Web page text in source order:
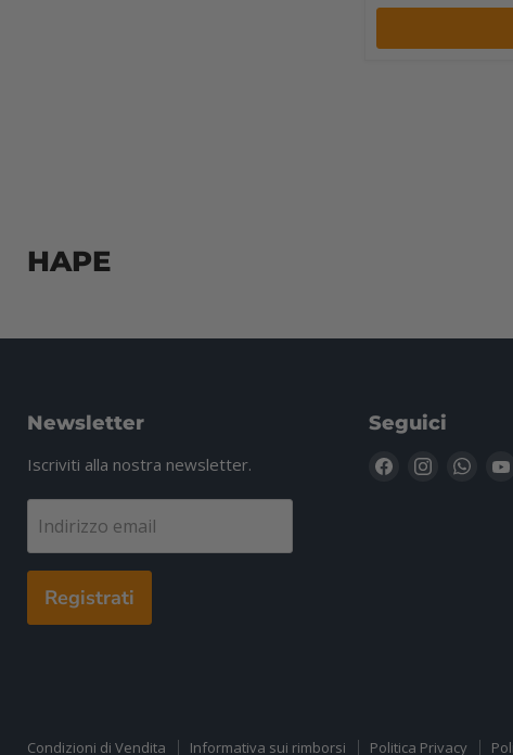
HAPE
Newsletter
Iscriviti alla nostra newsletter.
Indirizzo email
Registrati
Seguici
Trovaci Trovaci
Condizioni di Vendita Informativa sui rimborsi Politica Privacy